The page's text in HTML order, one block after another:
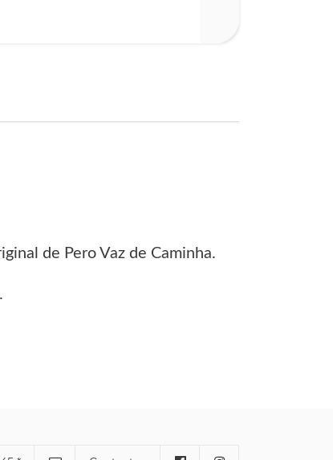
de Pero Vaz de Caminha.